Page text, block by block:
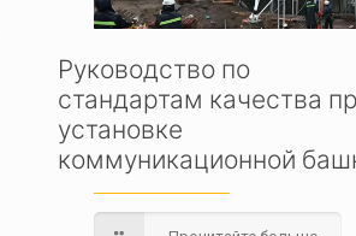
Руководство по
стандартам качества
установке
коммуникационной